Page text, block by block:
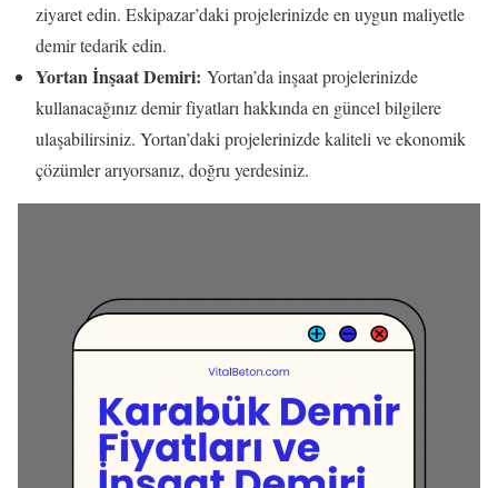
ziyaret edin. Eskipazar’daki projelerinizde en uygun maliyetle
demir tedarik edin.
Yortan İnşaat Demiri: Yortan’da inşaat projelerinizde
kullanacağınız demir fiyatları hakkında en güncel bilgilere
ulaşabilirsiniz. Yortan’daki projelerinizde kaliteli ve ekonomik
çözümler arıyorsanız, doğru yerdesiniz.